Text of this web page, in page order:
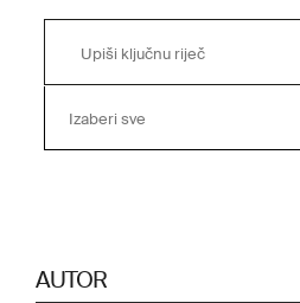
Izaberi sve
AUTOR